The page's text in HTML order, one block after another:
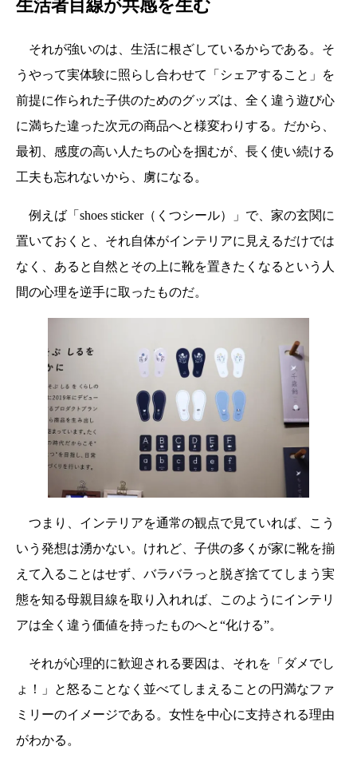
生活者目線が共感を生む
それが強いのは、生活に根ざしているからである。そ
うやって実体験に照らし合わせて「シェアすること」を
前提に作られた子供のためのグッズは、全く違う遊び心
に満ちた違った次元の商品へと様変わりする。だから、
最初、感度の高い人たちの心を掴むが、長く使い続ける
工夫も忘れないから、虜になる。
例えば「shoes sticker（くつシール）」で、家の玄関に
置いておくと、それ自体がインテリアに見えるだけでは
なく、あると自然とその上に靴を置きたくなるという人
間の心理を逆手に取ったものだ。
つまり、インテリアを通常の観点で見ていれば、こう
いう発想は湧かない。けれど、子供の多くが家に靴を揃
えて入ることはせず、バラバラっと脱ぎ捨ててしまう実
態を知る母親目線を取り入れれば、このようにインテリ
アは全く違う価値を持ったものへと“化ける”。
それが心理的に歓迎される要因は、それを「ダメでし
ょ！」と怒ることなく並べてしまえることの円満なファ
ミリーのイメージである。女性を中心に支持される理由
がわかる。